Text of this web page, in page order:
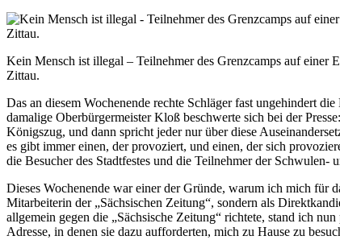
Kein Mensch ist illegal – Teilnehmer des Grenzcamps auf einer
Zittau.
Das an diesem Wochenende rechte Schläger fast ungehindert
damalige Oberbürgermeister Kloß beschwerte sich bei der
Königszug, und dann spricht jeder nur über diese
es gibt immer einen, der provoziert, und einen, der sich
die Besucher des Stadtfestes und die Teilnehmer der Schwulen-
Dieses Wochenende war einer der Gründe, warum ich mich für
Mitarbeiterin der „Sächsischen Zeitung“, sondern als
allgemein gegen die „Sächsische Zeitung“ richtete, stand ich
Adresse, in denen sie dazu aufforderten, mich zu Hause zu